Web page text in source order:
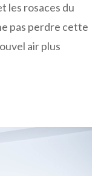
les rosaces du
pas perdre cette
air plus